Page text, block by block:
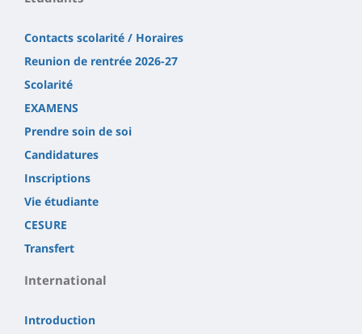
Contacts scolarité / Horaires
Reunion de rentrée 2026-27
Scolarité
EXAMENS
Prendre soin de soi
Candidatures
Inscriptions
Vie étudiante
CESURE
Transfert
International
Introduction